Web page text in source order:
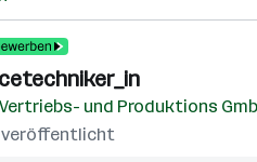
Vertriebs- und Produktions
veröffentlicht